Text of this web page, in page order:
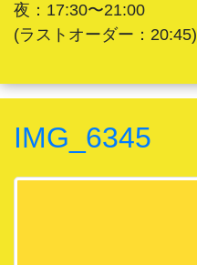
夜：17:30〜21:00
(ラストオーダー：20:45)
IMG_6345